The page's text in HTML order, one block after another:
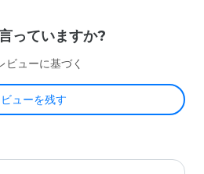
っていますか?
ビューに基づく
ビューを残す